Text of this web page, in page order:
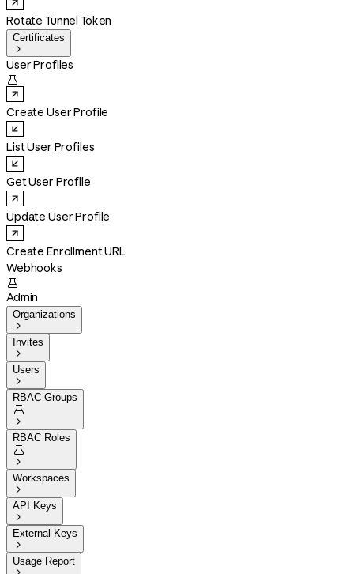
Rotate Tunnel Token
Certificates

User Profiles

Create User Profile
List User Profiles
Get User Profile
Update User Profile
Create Enrollment URL
Webhooks

Admin
Organizations

Invites

Users

RBAC Groups


RBAC Roles


Workspaces

API Keys

External Keys

Usage Report